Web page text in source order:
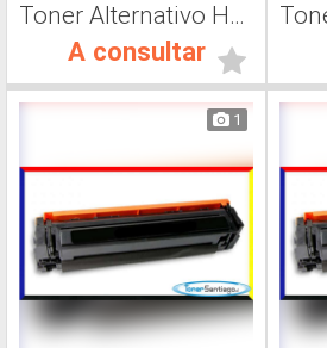
Toner Alternativo Hp CF501A, Impresora Láser
A consultar
1